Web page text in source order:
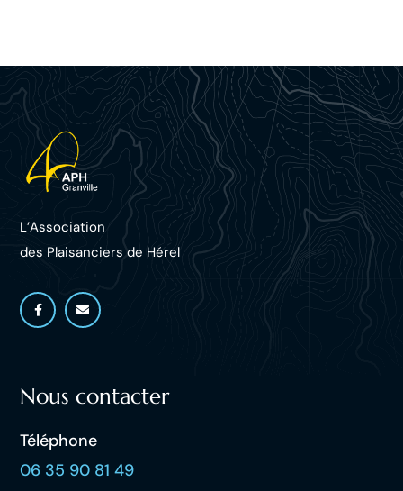
L’Association
des Plaisanciers de Hérel
Nous contacter
Téléphone
06 35 90 81 49